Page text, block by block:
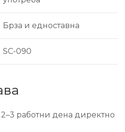
Брза и едноставна
SC-090
работни дена директно